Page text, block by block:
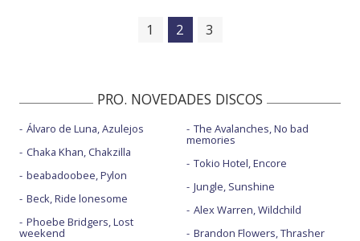
1 2 3
PRO. NOVEDADES DISCOS
Álvaro de Luna, Azulejos
Chaka Khan, Chakzilla
beabadoobee, Pylon
Beck, Ride lonesome
Phoebe Bridgers, Lost
weekend
The Avalanches, No bad
memories
Tokio Hotel, Encore
Jungle, Sunshine
Alex Warren, Wildchild
Brandon Flowers, Thrasher